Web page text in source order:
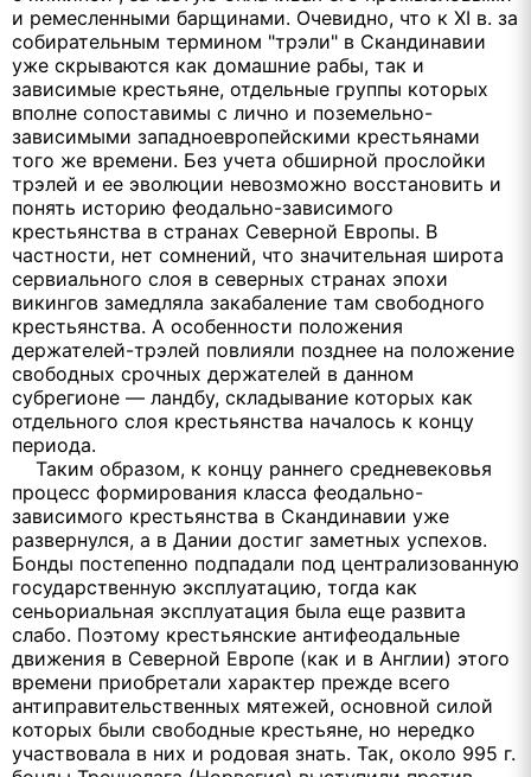
и ремесленными барщинами. Очевидно, что к XI в. за
собирательным термином "трэли" в Скандинавии
уже скрываются как домашние рабы, так и
зависимые крестьяне, отдельные группы которых
вполне сопоставимы с лично и поземельно-
зависимыми западноевропейскими крестьянами
того же времени. Без учета обширной прослойки
трэлей и ее эволюции невозможно восстановить и
понять историю феодально-зависимого
крестьянства в странах Северной Европы. В
частности, нет сомнений, что значительная широта
сервиального слоя в северных странах эпохи
викингов замедляла закабаление там свободного
крестьянства. А особенности положения
держателей-трэлей повлияли позднее на положение
свободных срочных держателей в данном
субрегионе — ландбу, складывание которых как
отдельного слоя крестьянства началось к концу
периода.
Таким образом, к концу раннего средневековья
процесс формирования класса феодально-
зависимого крестьянства в Скандинавии уже
развернулся, а в Дании достиг заметных успехов.
Бонды постепенно подпадали под централизованную
государственную эксплуатацию, тогда как
сеньориальная эксплуатация была еще развита
слабо. Поэтому крестьянские антифеодальные
движения в Северной Европе (как и в Англии) этого
времени приобретали характер прежде всего
антиправительственных мятежей, основной силой
которых были свободные крестьяне, но нередко
участвовала в них и родовая знать. Так, около 995 г.